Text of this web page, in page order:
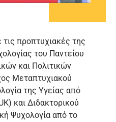
προπτυχιακές της
του Παντείου
και Πολιτικών
Μεταπτυχιακού
της Υγείας από
και Διδακτορικού
Ψυχολογία από το